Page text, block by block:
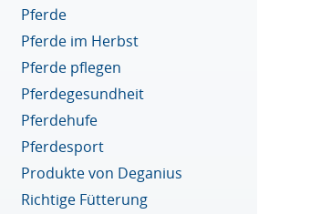
Pferde
Pferde im Herbst
Pferde pflegen
Pferdegesundheit
Pferdehufe
Pferdesport
Produkte von Deganius
Richtige Fütterung